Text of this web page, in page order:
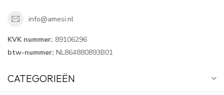
info@amesi.nl
KVK nummer: 89106296
btw-nummer: NL864880893B01
CATEGORIEËN